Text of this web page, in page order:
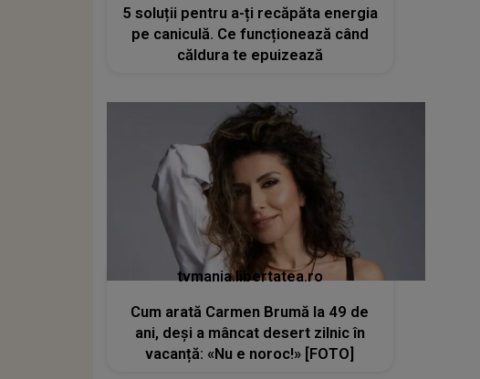
5 soluții pentru a-ți recăpăta energia
pe caniculă. Ce funcționează când
căldura te epuizează
tvmania.libertatea.ro
Cum arată Carmen Brumă la 49 de
ani, deși a mâncat desert zilnic în
vacanță: «Nu e noroc!» [FOTO]